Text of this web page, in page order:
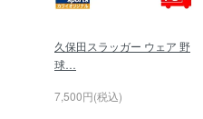
久保田スラッガー ウェア 野
球…
7,500円(税込)